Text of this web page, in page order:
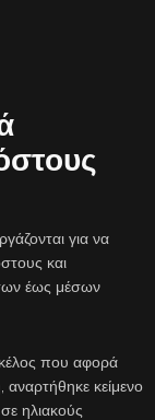
για να
και
έως μέσων
που αφορά
αναρτήθηκε κείμενο
ηλιακούς